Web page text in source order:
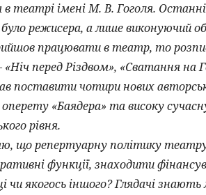
в театрі імені М. В. Гоголя.
режисера, а лише виконуючий
працювати в театр, то
перед Різдвом», «Сватання на
поставити чотири нових
оперету «Баядера» та високу
рівня.
що репертуарну політику
функції, знаходити
чи якогось іншого? Глядачі